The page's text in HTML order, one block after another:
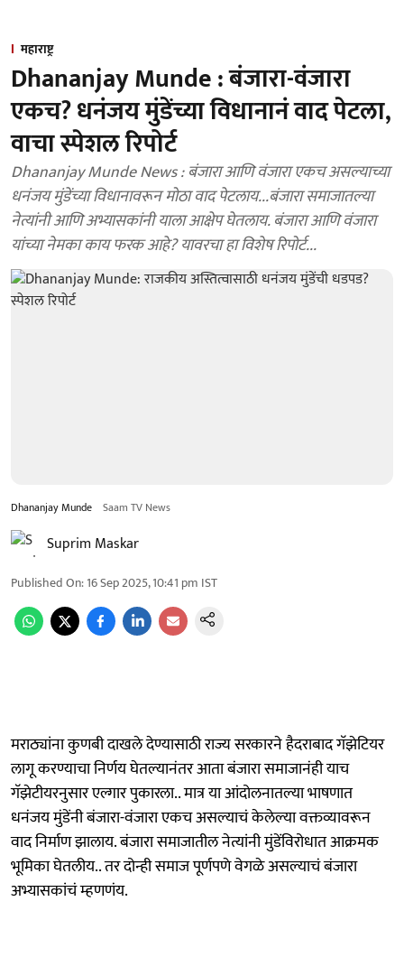
महाराष्ट्र
Dhananjay Munde : बंजारा-वंजारा
एकच? धनंजय मुंडेंच्या विधानानं वाद पेटला,
वाचा स्पेशल रिपोर्ट
Dhananjay Munde News : बंजारा आणि वंजारा एकच असल्याच्या
धनंजय मुंडेंच्या विधानावरून मोठा वाद पेटलाय...बंजारा समाजातल्या
नेत्यांनी आणि अभ्यासकांनी याला आक्षेप घेतलाय. बंजारा आणि वंजारा
यांच्या नेमका काय फरक आहे? यावरचा हा विशेष रिपोर्ट...
Dhananjay Munde Saam TV News
Suprim Maskar
Published On:16 Sep 2025, 10:41 pm IST
मराठ्यांना कुणबी दाखले देण्यासाठी राज्य सरकारने हैदराबाद गॅझेटियर
लागू करण्याचा निर्णय घेतल्यानंतर आता बंजारा समाजानंही याच
गॅझेटीयरनुसार एल्गार पुकारला.. मात्र या आंदोलनातल्या भाषणात
धनंजय मुंडेंनी बंजारा-वंजारा एकच असल्याचं केलेल्या वक्तव्यावरून
वाद निर्माण झालाय. बंजारा समाजातील नेत्यांनी मुंडेंविरोधात आक्रमक
भूमिका घेतलीय.. तर दोन्ही समाज पूर्णपणे वेगळे असल्याचं बंजारा
अभ्यासकांचं म्हणणंय.